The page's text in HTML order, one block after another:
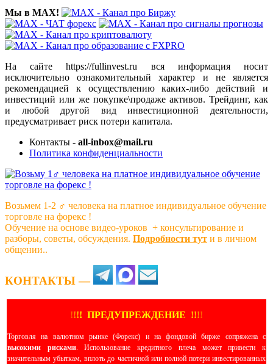
Мы в MAX!
На сайте https://fullinvest.ru вся информация носит
исключительно ознакомительный характер и не является
рекомендацией к осуществлению каких-либо действий и
инвестиций или же покупке\продаже активов. Трейдинг, как
и любой другой вид инвестиционной деятельности,
предусматривает риск потери капитала.
Контакты - all-inbox@mail.ru
Политика конфиденциальности
Возьмем 1-2 ‍♂️ человека на платное индивидуальное обучение
торговле на форекс !
Обучение на основе видео-уроков ️ + консультирование и
разборы, советы, обсуждения. Подробности тут и в личном
общении..
КОНТАКТЫ —
!!!! ПРЕДУПРЕЖДЕНИЕ !!!!
Торговля на валютном рынке (Форекс) и на фондовой бирже сопряжена с
высокими рисками. Использование кредитного плеча может привести к
значительным убыткам, вплоть до частичной или полной потери инвестированных